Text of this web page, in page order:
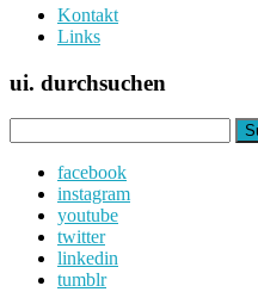
Kontakt
Links
ui. durchsuchen
nach:
facebook
instagram
youtube
twitter
linkedin
tumblr